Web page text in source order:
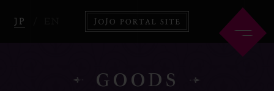
JP
GOODS